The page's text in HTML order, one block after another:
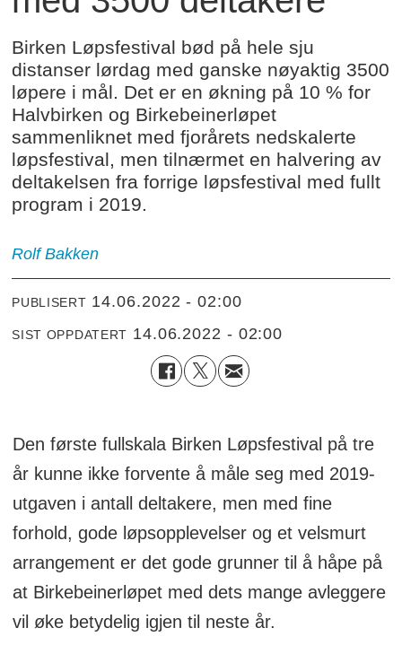
Birken Løpsfestival bød på hele sju
distanser lørdag med ganske nøyaktig 3500
løpere i mål. Det er en økning på 10 % for
Halvbirken og Birkebeinerløpet
sammenliknet med fjorårets nedskalerte
løpsfestival, men tilnærmet en halvering av
deltakelsen fra forrige løpsfestival med fullt
program i 2019.
Rolf Bakken
PUBLISERT 14.06.2022 - 02:00
SIST OPPDATERT 14.06.2022 - 02:00
Den første fullskala Birken Løpsfestival på tre
år kunne ikke forvente å måle seg med 2019-
utgaven i antall deltakere, men med fine
forhold, gode løpsopplevelser og et velsmurt
arrangement er det gode grunner til å håpe på
at Birkebeinerløpet med dets mange avleggere
vil øke betydelig igjen til neste år.